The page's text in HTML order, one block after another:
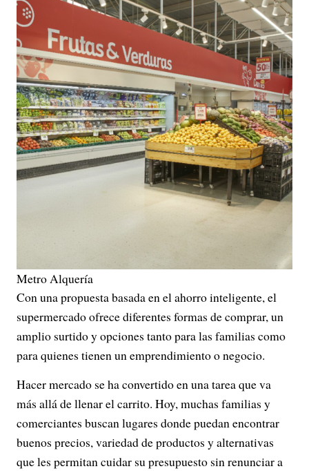
Metro Alquería
Con una propuesta basada en el ahorro inteligente, el
supermercado ofrece diferentes formas de comprar, un
amplio surtido y opciones tanto para las familias como
para quienes tienen un emprendimiento o negocio.
Hacer mercado se ha convertido en una tarea que va
más allá de llenar el carrito. Hoy, muchas familias y
comerciantes buscan lugares donde puedan encontrar
buenos precios, variedad de productos y alternativas
que les permitan cuidar su presupuesto sin renunciar a